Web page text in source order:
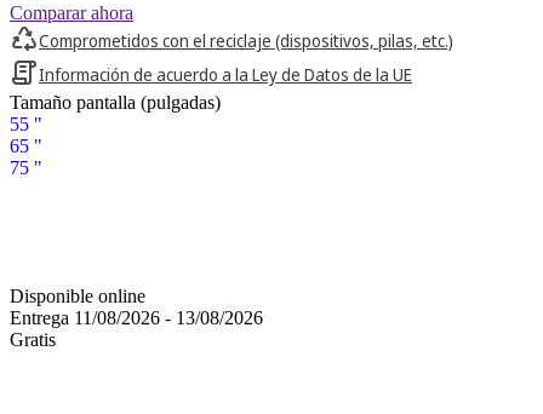
Comparar ahora
Comprometidos con el reciclaje (dispositivos, pilas, etc.)
Información de acuerdo a la Ley de Datos de la UE
Tamaño pantalla (pulgadas)
55 "
65 "
75 "
Disponible online
Entrega 11/08/2026 - 13/08/2026
Gratis